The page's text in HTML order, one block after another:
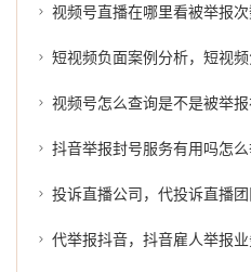
视频号直播在哪里看被举报次数视频
短视频负面案例分析，短视频负
视频号怎么查询是不是被举
抖音举报封号服务有用吗怎么举报的，抖音举
投诉直播公司，代投诉直播团
代举报抖音，抖音雇人举报